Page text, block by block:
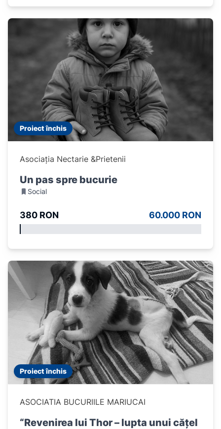
Proiect închis
Asociația Nectarie &Prietenii
Un pas spre bucurie
Social
380 RON 60.000 RON
Proiect închis
ASOCIATIA BUCURIILE MARIUCAI
“Revenirea lui Thor – lupta unui cățel